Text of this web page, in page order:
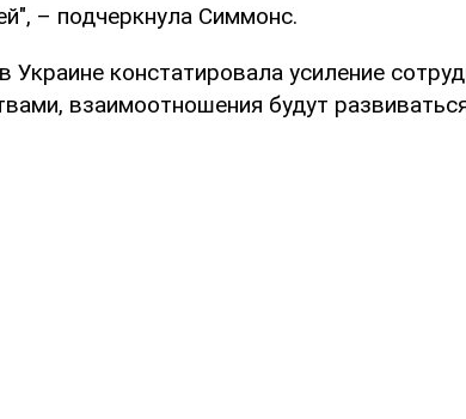
– подчеркнула Симмонс.
Украине констатировала усиление
взаимоотношения будут